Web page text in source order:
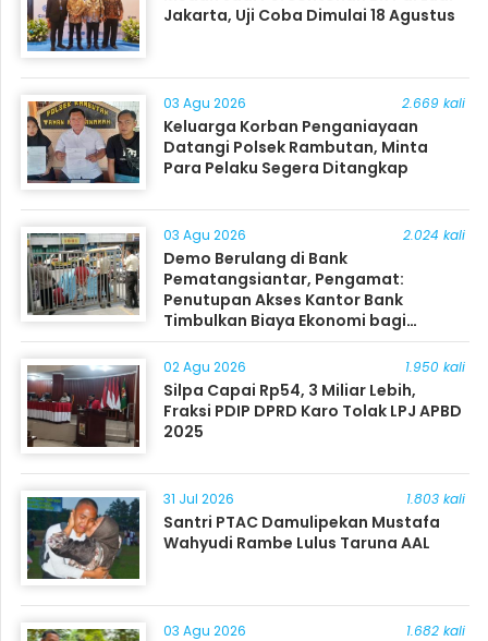
Jakarta, Uji Coba Dimulai 18 Agustus
03 Agu 2026 2.669 kali
Keluarga Korban Penganiayaan
Datangi Polsek Rambutan, Minta
Para Pelaku Segera Ditangkap
03 Agu 2026 2.024 kali
Demo Berulang di Bank
Pematangsiantar, Pengamat:
Penutupan Akses Kantor Bank
Timbulkan Biaya Ekonomi bagi
Masyarakat
02 Agu 2026 1.950 kali
Silpa Capai Rp54, 3 Miliar Lebih,
Fraksi PDIP DPRD Karo Tolak LPJ APBD
2025
31 Jul 2026 1.803 kali
Santri PTAC Damulipekan Mustafa
Wahyudi Rambe Lulus Taruna AAL
03 Agu 2026 1.682 kali